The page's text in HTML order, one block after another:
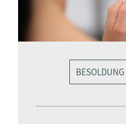
BESOLDUNG